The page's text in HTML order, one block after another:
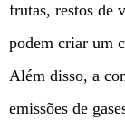
frutas, restos de
podem criar um
Além disso, a
emissões de